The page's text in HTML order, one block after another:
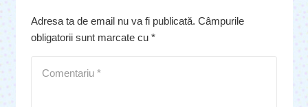
Adresa ta de email nu va fi publicată. Câmpurile
obligatorii sunt marcate cu *